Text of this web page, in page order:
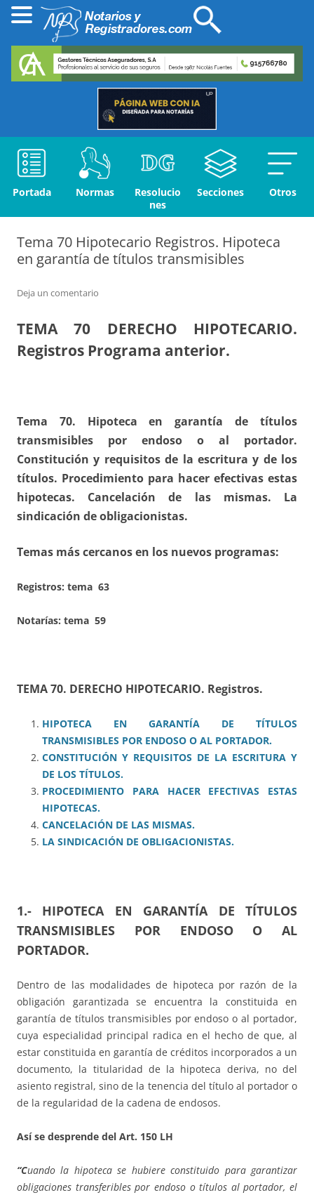
Portada Normas
Resolucio
nes
Secciones Otros
Tema 70 Hipotecario Registros. Hipoteca
en garantía de títulos transmisibles
Deja un comentario
TEMA 70 DERECHO HIPOTECARIO.
Registros Programa anterior.
Tema 70. Hipoteca en garantía de títulos
transmisibles por endoso o al portador.
Constitución y requisitos de la escritura y de los
títulos. Procedimiento para hacer efectivas estas
hipotecas. Cancelación de las mismas. La
sindicación de obligacionistas.
Temas más cercanos en los nuevos programas:
Registros: tema 63
Notarías: tema 59
TEMA 70. DERECHO HIPOTECARIO. Registros.
HIPOTECA EN GARANTÍA DE TÍTULOS
TRANSMISIBLES POR ENDOSO O AL PORTADOR.
CONSTITUCIÓN Y REQUISITOS DE LA ESCRITURA Y
DE LOS TÍTULOS.
PROCEDIMIENTO PARA HACER EFECTIVAS ESTAS
HIPOTECAS.
CANCELACIÓN DE LAS MISMAS.
LA SINDICACIÓN DE OBLIGACIONISTAS.
1.- HIPOTECA EN GARANTÍA DE TÍTULOS
TRANSMISIBLES POR ENDOSO O AL
PORTADOR.
Dentro de las modalidades de hipoteca por razón de la
obligación garantizada se encuentra la constituida en
garantía de títulos transmisibles por endoso o al portador,
cuya especialidad principal radica en el hecho de que, al
estar constituida en garantía de créditos incorporados a un
documento, la titularidad de la hipoteca deriva, no del
asiento registral, sino de la tenencia del título al portador o
de la regularidad de la cadena de endosos.
Así se desprende del Art. 150 LH
“Cuando la hipoteca se hubiere constituido para garantizar
obligaciones transferibles por endoso o títulos al portador, el